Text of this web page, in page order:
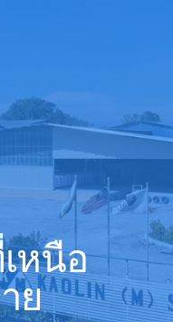
หนือ
ย